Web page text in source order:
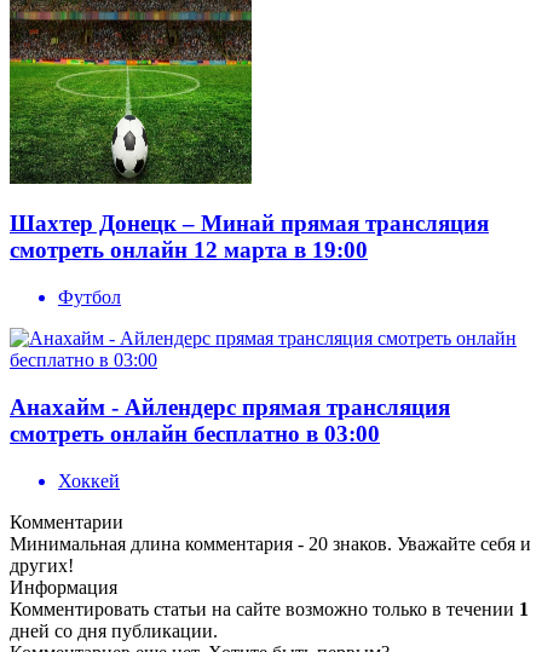
Шахтер Донецк – Минай прямая трансляция
смотреть онлайн 12 марта в 19:00
Футбол
Анахайм - Айлендерс прямая трансляция
смотреть онлайн бесплатно в 03:00
Хоккей
Комментарии
Минимальная длина комментария - 20 знаков. Уважайте себя и
других!
Информация
Комментировать статьи на сайте возможно только в течении 1
дней со дня публикации.